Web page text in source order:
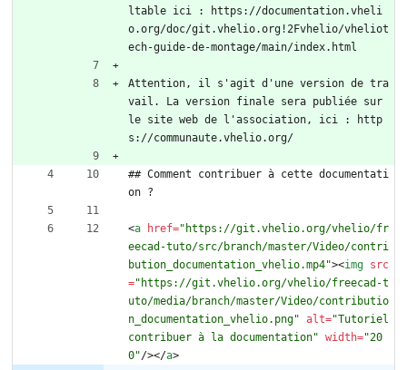
ltable ici : https://documentation.vheli
o.org/doc/git.vhelio.org!2Fvhelio/vheliot
ech-guide-de-montage/main/index.html
Attention, il s'agit d'une version de tra
vail. La version finale sera publiée sur
le site web de l'association, ici : http
s://communaute.vhelio.org/
## Comment contribuer à cette documentati
on ?
<a href="https://git.vhelio.org/vhelio/fr
eecad-tuto/src/branch/master/Video/contri
bution_documentation_vhelio.mp4"><img src
="https://git.vhelio.org/vhelio/freecad-t
uto/media/branch/master/Video/contributio
n_documentation_vhelio.png" alt="Tutoriel
contribuer à la documentation" width="20
0"/></a>